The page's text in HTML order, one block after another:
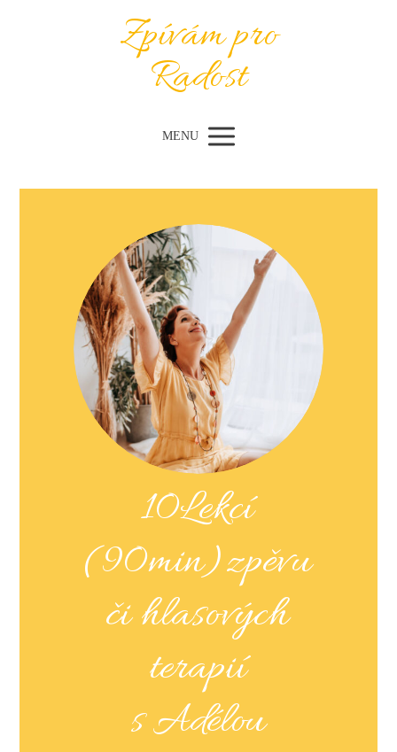
Zpívám pro
Radost
MENU
10Lekcí
(90min)zpěvu
či hlasových
terapií
s Adélou